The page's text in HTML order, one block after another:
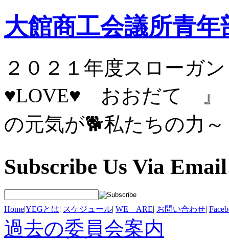
大館商工会議所青年
２０２１年度ス
♥LOVE♥ お
の元気が🐕私たちの力～
Subscribe Us Via
Home|YEGとは| スケジュール| WE ARE| お問い合わせ|
過去の委員会案内